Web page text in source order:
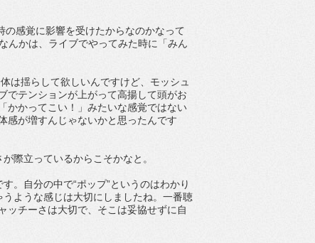
感覚に影響を受けたからなのかなって
んかは、ライブでやってみた時に「みん
は揺らして欲しいんですけど、モッシュ
でテンションが上がって高揚して頭がお
かかってこい！」みたいな感覚ではない
感が増すんじゃないかと思ったんです
際立っているからこそかなと。
。自分の中で“ポップ”というのはわかり
ような感じは大切にしましたね。一番聴
ッチーさは大切で、そこは妥協せずに自